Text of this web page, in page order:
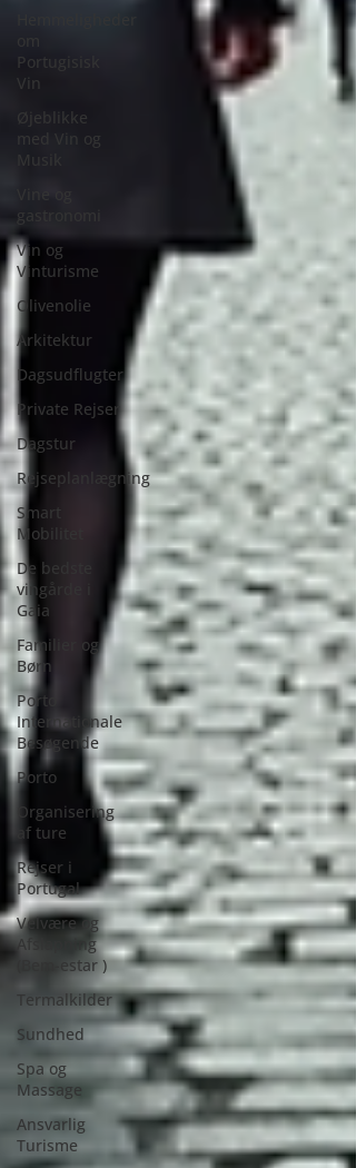
Portugisisk
Vin
Øjeblikke
med Vin og
Musik
gastronomi
Vin og
Vinturisme
Olivenolie
Arkitektur
Dagsudflugter
Private Rejser
Dagstur
Rejseplanlægning
Smart
Mobilitet
De bedste
vingårde i
Gaia
Familier og
Børn
Porto
Internationale
Besøgende
Porto
Organisering
af ture
Rejser i
Portugal
Velvære og
Afslapning
(Bem-estar )
Termalkilder
Sundhed
Spa og
Massage
Ansvarlig
Turisme